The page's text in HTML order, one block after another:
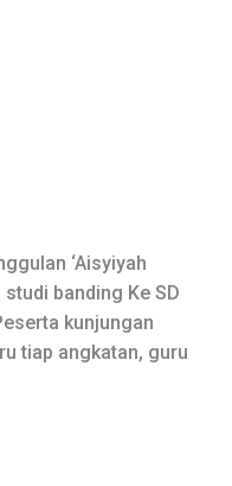
‘Aisyiyah
banding Ke SD
kunjungan
tiap angkatan, guru